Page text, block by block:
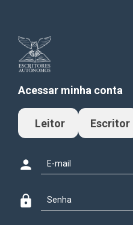
Acessar minha conta
Leitor Escritor
person
lock